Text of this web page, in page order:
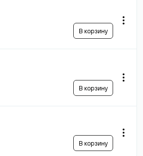
В корзину
В корзину
В корзину